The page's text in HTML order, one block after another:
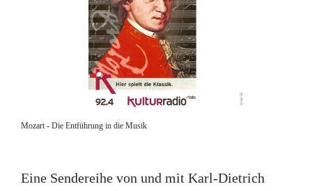
Mozart - Die Entführung in die Musik
Eine Sendereihe von und mit Karl-Dietrich